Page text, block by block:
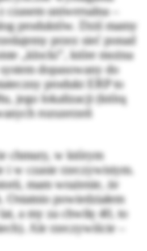
uniwersalna –
produktów. Dziś mamy
przez sieć ponad
„klocki”, które można
dopasowany do
produkt ERP to
jego lokalizacji (którą
rozszerzeń
chmury, w którym
i w czasie rzeczywistym.
mam wrażenie, że
powiedziałem
a my za chwilę 40, to
Ale rzeczywiście –